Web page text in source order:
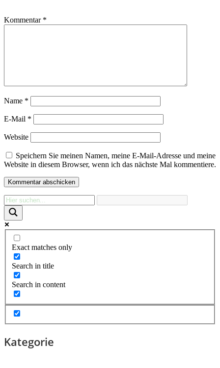
Kommentar *
Name *
E-Mail *
Website
Speichern Sie meinen Namen, meine E-Mail-Adresse und meine
Website in diesem Browser, wenn ich das nächste Mal kommentiere.
Exact matches only
Search in title
Search in content
Kategorie